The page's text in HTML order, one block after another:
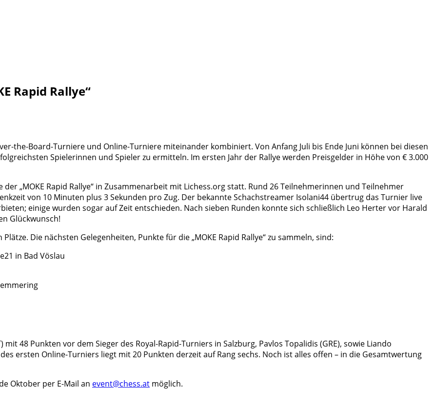
Rapid Rallye“
the-Board-Turniere und Online-Turniere miteinander kombiniert. Von Anfang Juli bis Ende Juni können bei diesen
Spielerinnen und Spieler zu ermitteln. Im ersten Jahr der Rallye werden Preisgelder in Höhe von € 3.000
„MOKE Rapid Rallye“ in Zusammenarbeit mit Lichess.org statt. Rund 26 Teilnehmerinnen und Teilnehmer
von 10 Minuten plus 3 Sekunden pro Zug. Der bekannte Schachstreamer Isolani44 übertrug das Turnier live
einige wurden sogar auf Zeit entschieden. Nach sieben Runden konnte sich schließlich Leo Herter vor Harald
Glückwunsch!
Die nächsten Gelegenheiten, Punkte für die „MOKE Rapid Rallye“ zu sammeln, sind:
in Bad Vöslau
48 Punkten vor dem Sieger des Royal-Rapid-Turniers in Salzburg, Pavlos Topalidis (GRE), sowie Liando
ersten Online-Turniers liegt mit 20 Punkten derzeit auf Rang sechs. Noch ist alles offen – in die Gesamtwertung
Oktober per E-Mail an event@chess.at möglich.